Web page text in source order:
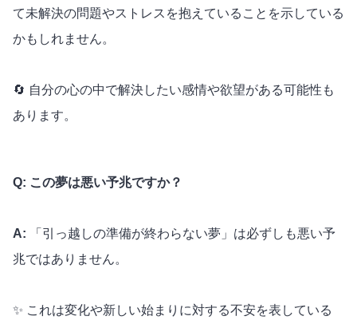
て未解決の問題やストレスを抱えていることを示している
かもしれません。
🔄 自分の心の中で解決したい感情や欲望がある可能性も
あります。
Q: この夢は悪い予兆ですか？
A:
「引っ越しの準備が終わらない夢」は必ずしも悪い予
兆ではありません。
✨ これは変化や新しい始まりに対する不安を表している